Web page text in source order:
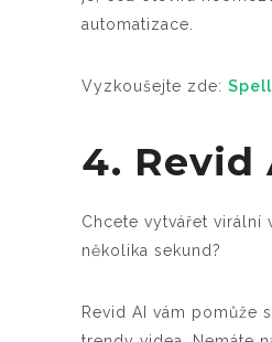
automatizace.
Vyzkoušejte zde:
4. Revid
Chcete vytvářet virální
několika sekund?
Revid AI vám pomůže